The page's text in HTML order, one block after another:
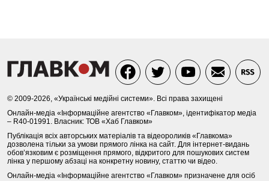
© 2009-2026, «Українські медійні системи». Всі права захищені
Онлайн-медіа «Інформаційне агентство «Главком», ідентифікатор медіа
– R40-01991. Власник: ТОВ «Хаб Главком»
Публікація всіх авторських матеріалів та відеороликів «Главкома»
дозволена тільки за умови прямого лінка на сайт. Для інтернет-видань
обов’язковим є розміщення прямого, відкритого для пошукових систем
лінка у першому абзаці на конкретну новину, статтю чи відео.
Онлайн-медіа «Інформаційне агентство «Главком» призначене для осіб